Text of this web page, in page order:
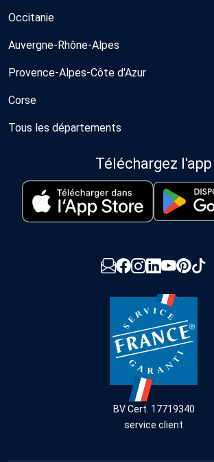
Occitanie
Auvergne-Rhône-Alpes
Provence-Alpes-Côte d'Azur
Corse
Tous les départements
Téléchargez l'app
BV Cert. 17719340
service client